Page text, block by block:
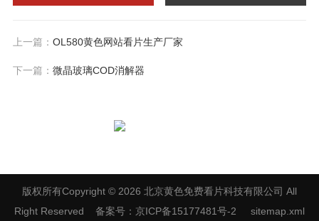
请输入计算结果（填写阿
=7上一篇： OL580黄色网站看片生产厂家
下一篇： 微晶玻璃COD消解器
版权所有Copyright © 2026 北京黄色免费看片科技有限公司 All
Right Reserved 备案号：京ICP备15177481号-2 sitemap.xml